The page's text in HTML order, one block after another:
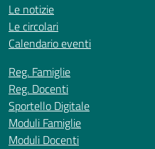
Le notizie
Le circolari
Calendario eventi
Reg. Famiglie
Reg. Docenti
Sportello Digitale
Moduli Famiglie
Moduli Docenti